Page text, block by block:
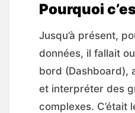
Pourquoi
Jusqu’à présent,
données, il fallait
bord (Dashboard),
et interpréter des
complexes. C’était